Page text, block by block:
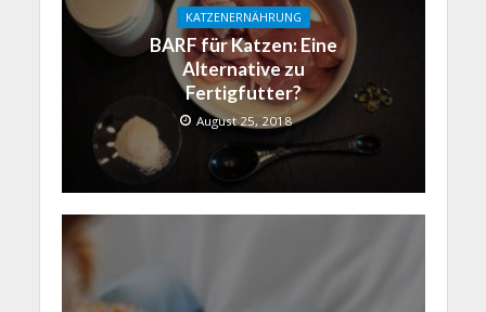
KATZENERNÄHRUNG
BARF für Katzen: Eine
Alternative zu
Fertigfutter?
August 25, 2018